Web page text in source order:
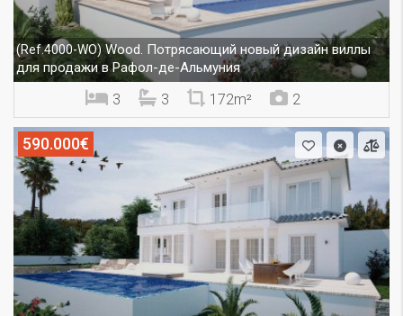
(Ref.4000-WO)Wood. Потрясающий новый дизайн виллы
для продажи в Рафол-де-Альмуния
3 3 172m² 2
590.000€